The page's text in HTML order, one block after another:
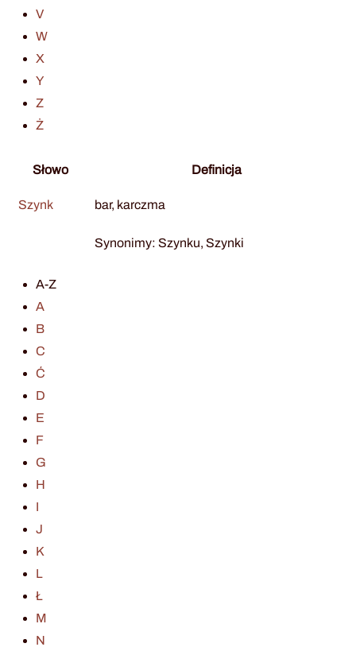
V
W
X
Y
Z
Ż
Słowo Definicja
Szynk bar, karczma
Synonimy: Szynku, Szynki
A-Z
A
B
C
Ć
D
E
F
G
H
I
J
K
L
Ł
M
N